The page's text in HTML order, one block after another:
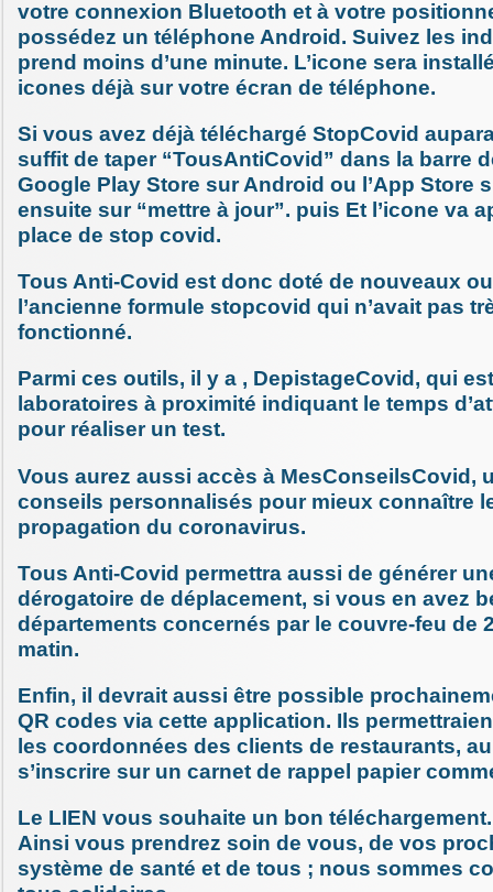
votre connexion Bluetooth et à votre
possédez un téléphone Android. Suivez les
prend moins d’une minute. L’icone sera
icones déjà sur votre écran de téléphone.
Si vous avez déjà téléchargé StopCovid
suffit de taper “TousAntiCovid” dans la barre
Google Play Store sur Android ou l’App Store
ensuite sur “mettre à jour”. puis Et l’icone va
place de stop covid.
Tous Anti-Covid est donc doté de nouveaux
l’ancienne formule stopcovid qui n’avait pas
fonctionné.
Parmi ces outils, il y a , DepistageCovid, qui
laboratoires à proximité indiquant le temps
pour réaliser un test.
Vous aurez aussi accès à MesConseilsCovid,
conseils personnalisés pour mieux connaître
propagation du coronavirus.
Tous Anti-Covid permettra aussi de générer
dérogatoire de déplacement, si vous en avez
départements concernés par le couvre-feu de
matin.
Enfin, il devrait aussi être possible
QR codes via cette application. Ils
les coordonnées des clients de restaurants,
s’inscrire sur un carnet de rappel papier
Le LIEN vous souhaite un bon téléchargement.
Ainsi vous prendrez soin de vous, de vos
système de santé et de tous ; nous sommes